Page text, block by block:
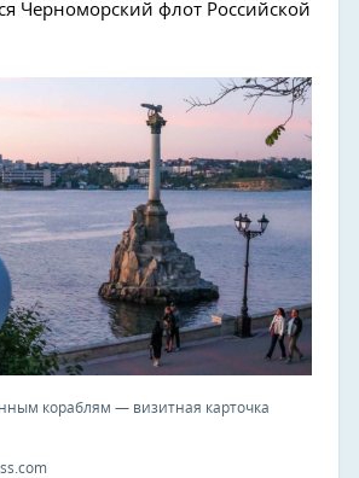
Черноморский флот Российской
кораблям — визитная карточка